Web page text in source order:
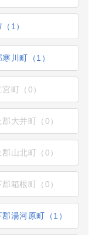
1）
川町（1）
町（0）
郡大井町（0）
郡山北町（0）
郡箱根町（0）
郡湯河原町（1）